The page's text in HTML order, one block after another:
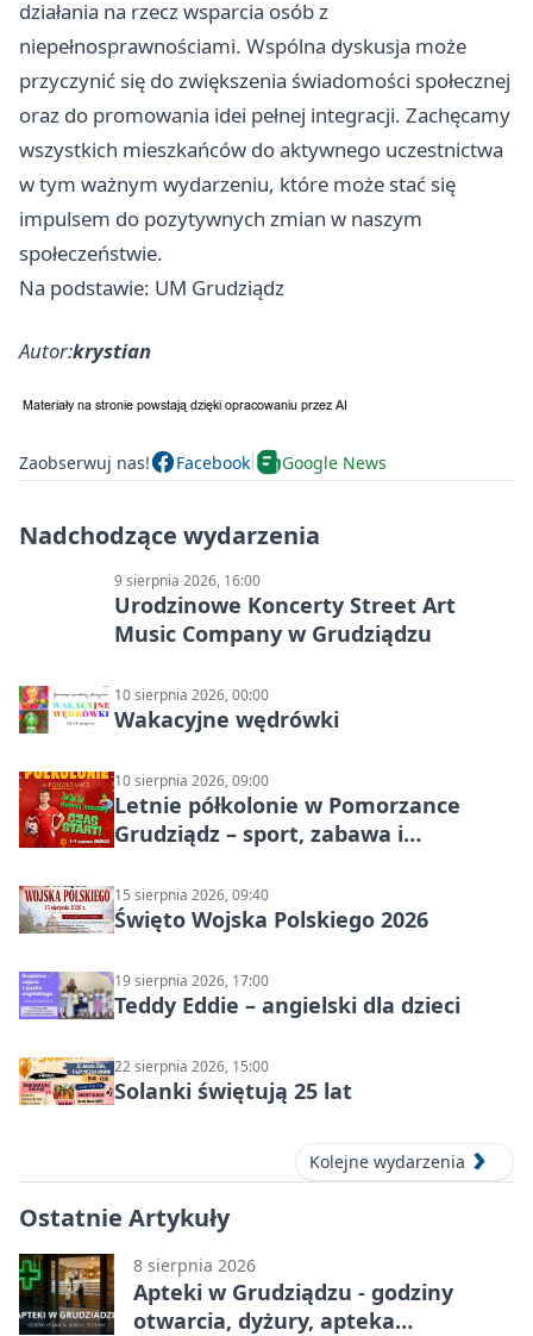
działania na rzecz wsparcia osób z
niepełnosprawnościami. Wspólna dyskusja może
przyczynić się do zwiększenia świadomości społecznej
oraz do promowania idei pełnej integracji. Zachęcamy
wszystkich mieszkańców do aktywnego uczestnictwa
w tym ważnym wydarzeniu, które może stać się
impulsem do pozytywnych zmian w naszym
społeczeństwie.
Na podstawie: UM Grudziądz
Autor:krystian
Zaobserwuj nas! Facebook Google News
Nadchodzące wydarzenia
9 sierpnia 2026, 16:00
Urodzinowe Koncerty Street Art
Music Company w Grudziądzu
10 sierpnia 2026, 00:00
Wakacyjne wędrówki
10 sierpnia 2026, 09:00
Letnie półkolonie w Pomorzance
Grudziądz – sport, zabawa i
15 sierpnia 2026, 09:40
Święto Wojska Polskiego 2026
19 sierpnia 2026, 17:00
Teddy Eddie – angielski dla dzieci
22 sierpnia 2026, 15:00
Solanki świętują 25 lat
Kolejne wydarzenia
Ostatnie Artykuły
8 sierpnia 2026
Apteki w Grudziądzu - godziny
otwarcia, dyżury, apteka